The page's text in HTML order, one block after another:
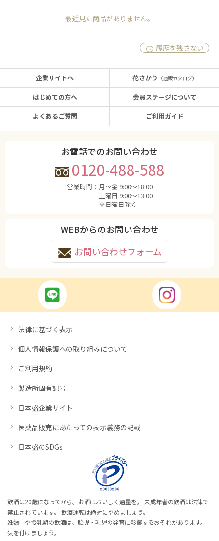
最近見た商品がありません。
履歴を残さない
企業サイトへ
はじめての方へ
よくあるご質問
花さかり （通販カタログ）
会員ステージについて
ご利用ガイド
お電話でのお問い合わせ
0120-488-588
営業時間： 月〜金 9:00〜18:00
土曜日 9:00〜13:00
※日曜日除く
WEBからのお問い合わせ
お問い合わせフォーム
法律に基づく表示
個人情報保護への取り組みについて
ご利用規約
製造所固有記号
日本盛企業サイト
医薬品販売にあたっての表示義務の記載
日本盛のSDGs
飲酒は20歳になってから。お酒はおいしく適量を。 未成年者の飲酒は法律で
禁止されています。 飲酒運転は絶対にやめましょう。
妊娠中や授乳期の飲酒は、胎児・乳児の発育に影響するおそれがあります。
気を付けましょう。